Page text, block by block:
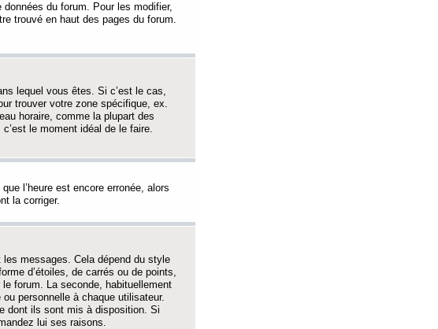
du forum. Pour les modifier,
trouvé en haut des pages du forum.
lequel vous êtes. Si c’est le cas,
trouver votre zone spécifique, ex.
horaire, comme la plupart des
le moment idéal de le faire.
l’heure est encore erronée, alors
la corriger.
les messages. Cela dépend du style
d’étoiles, de carrés ou de points,
forum. La seconde, habituellement
personnelle à chaque utilisateur.
dont ils sont mis à disposition. Si
lui ses raisons.